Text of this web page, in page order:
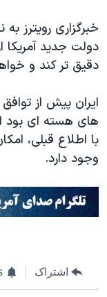
خبرگزاری رویترز
دولت جدید آمریکا
دقیق تر کند و
ایران پیش از
های هسته ای بود
با اطلاع قبلی،
وجود دارد.
اشتراک